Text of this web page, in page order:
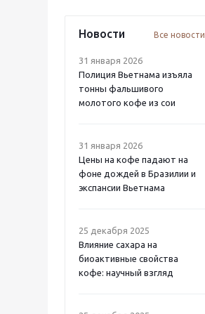
Новости Все новости
31 января 2026
Полиция Вьетнама изъяла
тонны фальшивого
молотого кофе из сои
31 января 2026
Цены на кофе падают на
фоне дождей в Бразилии и
экспансии Вьетнама
25 декабря 2025
Влияние сахара на
биоактивные свойства
кофе: научный взгляд